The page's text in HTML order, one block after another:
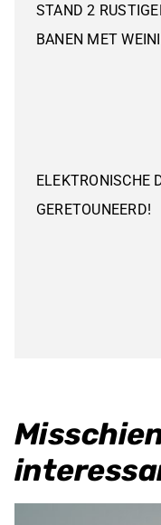
STAND 2
BANEN MET
ELEKTRONISCHE
GERETOUNEERD!